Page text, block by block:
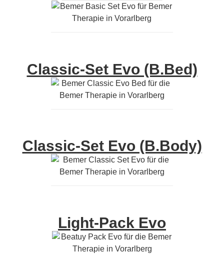
Classic-Set Evo (B.Bed)
Classic-Set Evo (B.Body)
Light-Pack Evo